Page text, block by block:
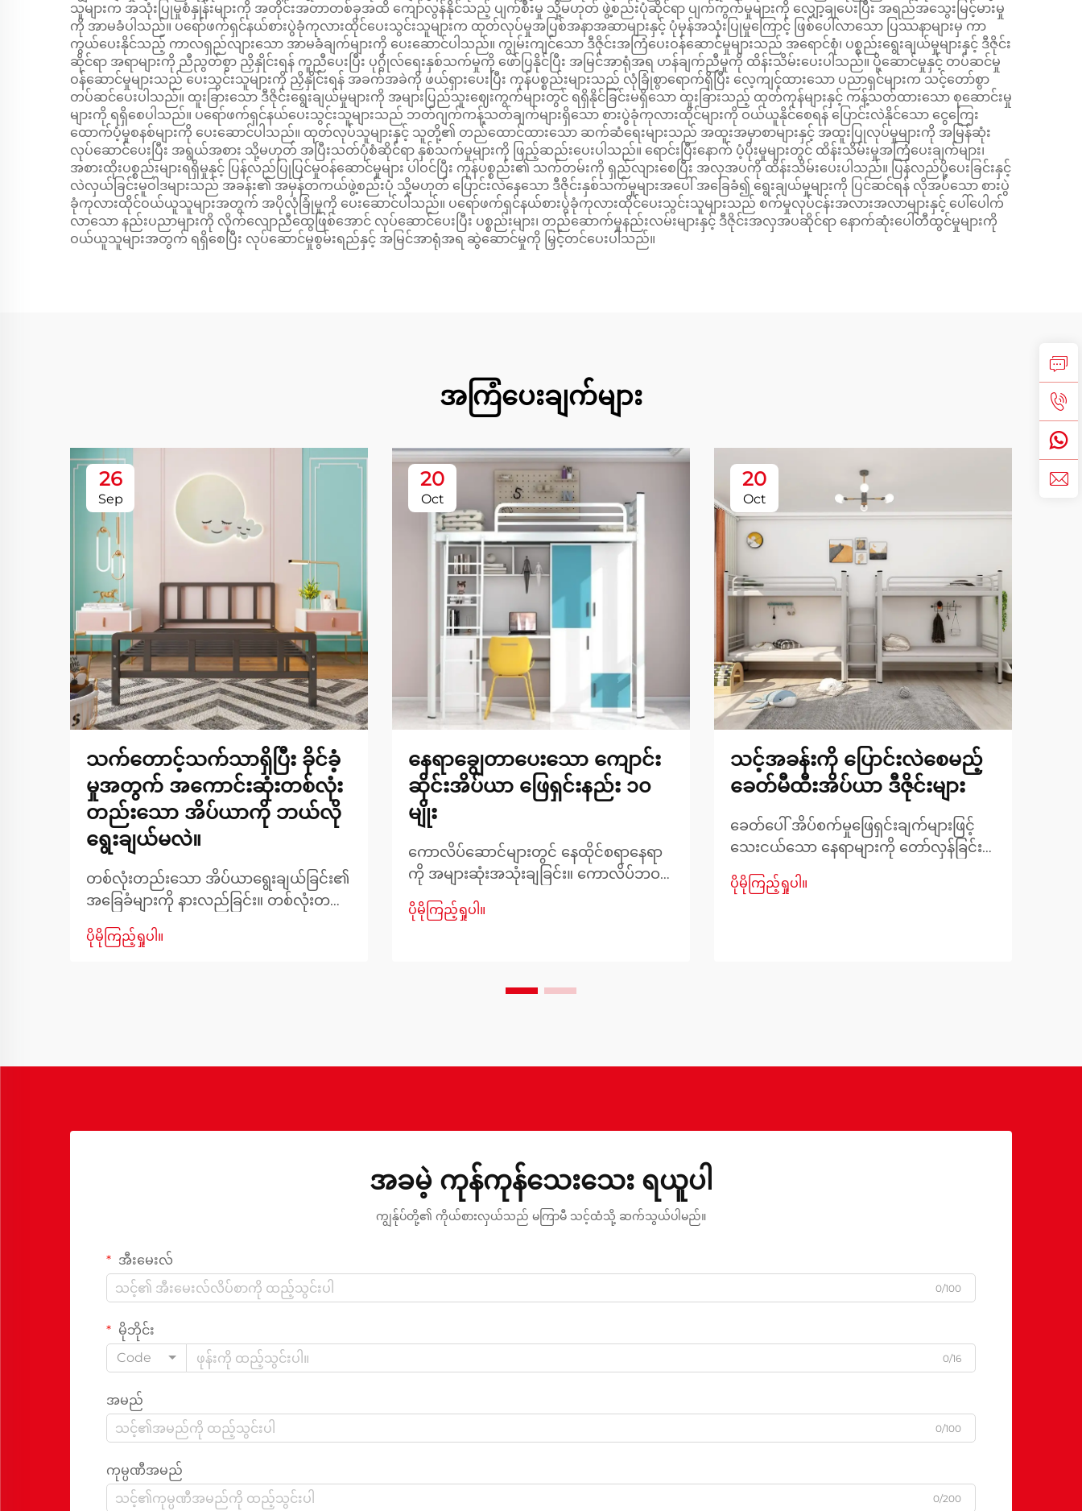
သူများက အသုံးပြုမှုစံနှုန်းများကို အတိုင်းအတာတစ်ခုအထိ ကျော်လွန်နိုင်သည့် ပျက်စီးမှု သို့မဟုတ် ဖွဲ့စည်းပုံဆိုင်ရာ ပျက်ကွက်မှုများကို လျှော့ချပေးပြီး အရည်အသွေးမြင့်မားမှု
ကို အာမခံပါသည်။ ပရော်ဖက်ရှင်နယ်စားပွဲခုံကုလားထိုင်ပေးသွင်းသူများက ထုတ်လုပ်မှုအပြစ်အနာအဆာများနှင့် ပုံမှန်အသုံးပြုမှုကြောင့် ဖြစ်ပေါ်လာသော ပြဿနာများမှ ကာ
ကွယ်ပေးနိုင်သည့် ကာလရှည်လျားသော အာမခံချက်များကို ပေးဆောင်ပါသည်။ ကျွမ်းကျင်သော ဒီဇိုင်းအကြံပေးဝန်ဆောင်မှုများသည် အရောင်စုံ၊ ပစ္စည်းရွေးချယ်မှုများနှင့် ဒီဇိုင်း
ဆိုင်ရာ အရာများကို ညီညွတ်စွာ ညှိနှိုင်းရန် ကူညီပေးပြီး ပုဂ္ဂိုလ်ရေးနှစ်သက်မှုကို ဖော်ပြနိုင်ပြီး အမြင်အာရုံအရ ဟန်ချက်ညီမှုကို ထိန်းသိမ်းပေးပါသည်။ ပို့ဆောင်မှုနှင့် တပ်ဆင်မှု
ဝန်ဆောင်မှုများသည် ပေးသွင်းသူများကို ညှိနှိုင်းရန် အခက်အခဲကို ဖယ်ရှားပေးပြီး ကုန်ပစ္စည်းများသည် လုံခြုံစွာရောက်ရှိပြီး လေ့ကျင့်ထားသော ပညာရှင်များက သင့်တော်စွာ
တပ်ဆင်ပေးပါသည်။ ထူးခြားသော ဒီဇိုင်းရွေးချယ်မှုများကို အများပြည်သူးဈေးကွက်များတွင် ရရှိနိုင်ခြင်းမရှိသော ထူးခြားသည့် ထုတ်ကုန်များနှင့် ကန့်သတ်ထားသော စုဆောင်းမှု
များကို ရရှိစေပါသည်။ ပရော်ဖက်ရှင်နယ်ပေးသွင်းသူများသည် ဘတ်ဂျက်ကန့်သတ်ချက်များရှိသော စားပွဲခုံကုလားထိုင်များကို ဝယ်ယူနိုင်စေရန် ပြောင်းလဲနိုင်သော ငွေကြေး
ထောက်ပံ့မှုစနစ်များကို ပေးဆောင်ပါသည်။ ထုတ်လုပ်သူများနှင့် သူတို့၏ တည်ထောင်ထားသော ဆက်ဆံရေးများသည် အထူးအမှာစာများနှင့် အထူးပြုလုပ်မှုများကို အမြန်ဆုံး
လုပ်ဆောင်ပေးပြီး အရွယ်အစား သို့မဟုတ် အပြီးသတ်ပုံစံဆိုင်ရာ နှစ်သက်မှုများကို ဖြည့်ဆည်းပေးပါသည်။ ရောင်းပြီးနောက် ပံ့ပိုးမှုများတွင် ထိန်းသိမ်းမှုအကြံပေးချက်များ၊
အစားထိုးပစ္စည်းများရရှိမှုနှင့် ပြန်လည်ပြုပြင်မှုဝန်ဆောင်မှုများ ပါဝင်ပြီး ကုန်ပစ္စည်း၏ သက်တမ်းကို ရှည်လျားစေပြီး အလှအပကို ထိန်းသိမ်းပေးပါသည်။ ပြန်လည်ပို့ပေးခြင်းနှင့်
လဲလှယ်ခြင်းမူဝါဒများသည် အခန်း၏ အမှန်တကယ်ဖွဲ့စည်းပုံ သို့မဟုတ် ပြောင်းလဲနေသော ဒီဇိုင်းနှစ်သက်မှုများအပေါ် အခြေခံ၍ ရွေးချယ်မှုများကို ပြင်ဆင်ရန် လိုအပ်သော စားပွဲ
ခုံကုလားထိုင်ဝယ်ယူသူများအတွက် အပိုလုံခြုံမှုကို ပေးဆောင်ပါသည်။ ပရော်ဖက်ရှင်နယ်စားပွဲခုံကုလားထိုင်ပေးသွင်းသူများသည် စက်မှုလုပ်ငန်းအလားအလာများနှင့် ပေါ်ပေါက်
လာသော နည်းပညာများကို လိုက်လျောညီထွေဖြစ်အောင် လုပ်ဆောင်ပေးပြီး ပစ္စည်းများ၊ တည်ဆောက်မှုနည်းလမ်းများနှင့် ဒီဇိုင်းအလှအပဆိုင်ရာ နောက်ဆုံးပေါ်တီထွင်မှုများကို
ဝယ်ယူသူများအတွက် ရရှိစေပြီး လုပ်ဆောင်မှုစွမ်းရည်နှင့် အမြင်အာရုံအရ ဆွဲဆောင်မှုကို မြှင့်တင်ပေးပါသည်။
အကြံပေးချက်များ
26
Sep
သက်တောင့်သက်သာရှိပြီး ခိုင်ခံ့
မှုအတွက် အကောင်းဆုံးတစ်လုံး
တည်းသော အိပ်ယာကို ဘယ်လို
ရွေးချယ်မလဲ။
တစ်လုံးတည်းသော အိပ်ယာရွေးချယ်ခြင်း၏
အခြေခံများကို နားလည်ခြင်း။ တစ်လုံးတည်း
နေ့စဉ်သက်တောင့်သက်သာမှုနှင့်
ပိုမိုကြည့်ရှုပါ။
20
Oct
နေရာချွေတာပေးသော ကျောင်း
ဆိုင်းအိပ်ယာ ဖြေရှင်းနည်း ၁၀
မျိုး
ကောလိပ်ဆောင်များတွင် နေထိုင်စရာနေရာ
ကို အများဆုံးအသုံးချခြင်း။ ကောလိပ်ဘဝ
အခွင့်အလမ်းများကို ယူဆောင်လာ
ဗဟိုချက်အဖြစ် ပြောင်းလဲသွားပါသည်။
ပိုမိုကြည့်ရှုပါ။
20
Oct
သင့်အခန်းကို ပြောင်းလဲစေမည့်
ခေတ်မီထီးအိပ်ယာ ဒီဇိုင်းများ
ခေတ်ပေါ် အိပ်စက်မှုဖြေရှင်းချက်များဖြင့်
သေးငယ်သော နေရာများကို တော်လှန်ခြင်း။
သည် နှစ်ပေါင်းများစွာက ရိုးရှင်းသော
ပိုမိုကြည့်ရှုပါ။
ပါ
အခမဲ့ ကုန်ကုန်သေးသေး ရယူပါ
ကျွန်ုပ်တို့၏ ကိုယ်စားလှယ်သည် မကြာမီ သင့်ထံသို့ ဆက်သွယ်ပါမည်။
အီးမေးလ်
0/100
မိုဘိုင်း
Code
0/16
အမည်
0/100
ကုမ္ပဏီအမည်
0/200